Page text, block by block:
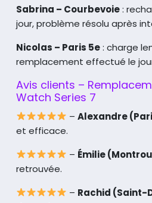
Sabrina – Courbevoie:
jour, problème résolu après
Nicolas – Paris 5e: charge
remplacement effectué le
Avis clients –
Watch Series 7
–Alexandre
et efficace.
– Émilie
retrouvée.
– Rachid (Saint-